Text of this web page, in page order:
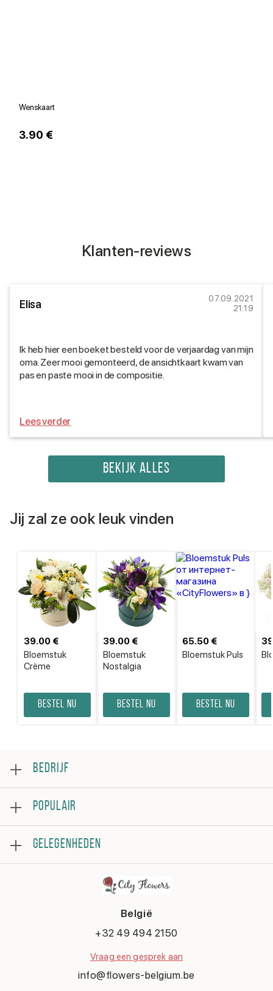
Wenskaart
3.90 €
Klanten-reviews
Elisa
07.09.2021
21:19
Ik heb hier een boeket besteld voor de verjaardag van mijn
oma. Zeer mooi gemonteerd, de ansichtkaart kwam van
pas en paste mooi in de compositie.
Lees verder
BEKIJK ALLES
Jij zal ze ook leuk vinden
Bloemstuk
Crème
39.00 €
Bestel nu
Bloemstuk
Nostalgia
39.00 €
Bestel nu
Bloemstuk Puls
65.50 €
Bestel nu
België
+32 49 494 2150
Vraag een gesprek aan
info@flowers-belgium.be
BEDRIJF
Beoordeling
Veelgestelde vragen
Algemene voorwaarden
Privacybeleid
Contacteer ons
POPULAIR
Rozen
Boeketten
GELEGENHEDEN